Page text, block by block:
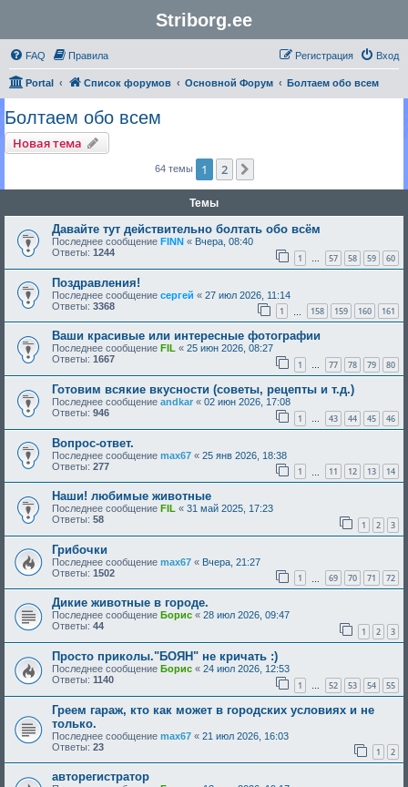
Striborg.ee
FAQ Правила Вход
Регистрация
Portal Список форумов Основной Форум Болтаем обо всем
Болтаем обо всем
Новая тема
64 темы 1 2
Темы
Давайте тут действительно болтать обо всём
Последнее сообщение FINN « Вчера, 08:40
Ответы: 1244 1 … 57 58 59 60
Поздравления!
Последнее сообщение сергей « 27 июл 2026, 11:14
Ответы: 3368 1 158 159 160 161
Ваши красивые или интересные фотографии
Последнее сообщение FIL « 25 июн 2026, 08:27
Ответы: 1667 1 … 77 78 79 80
Готовим всякие вкусности (советы, рецепты и т.д.)
Последнее сообщение andkar « 02 июн 2026, 17:08
Ответы: 946 1 … 43 44 45 46
Вопрос-ответ.
Последнее сообщение max67 « 25 янв 2026, 18:38
Ответы: 277 1 11 12 13 14
Наши! любимые животные
Последнее сообщение FIL « 31 май 2025, 17:23
Ответы: 58 1 2 3
Грибочки
Последнее сообщение max67 « Вчера, 21:27
Ответы: 1502 1 69 70 71 72
Дикие животные в городе.
Последнее сообщение Борис « 28 июл 2026, 09:47
Ответы: 44 1 2 3
Просто приколы."БОЯН" не кричать :)
Последнее сообщение Борис « 24 июл 2026, 12:53
Ответы: 1140 1 … 52 53 54 55
Греем гараж, кто как может в городских условиях и не
только.
Последнее сообщение max67 « 21 июл 2026, 16:03
Ответы: 23 1 2
авторегистратор